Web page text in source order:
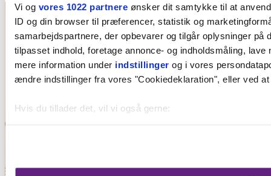
Vi og vores 1022 partnereønsker dit samtykke til at
ID og din browser til præferencer, statistik og
samarbejdspartnere, der opbevarer og tilgår oplysninger på
tilpasset indhold, foretage annonce- og indholdsmåling,
mere information under indstillinger og i vores
ændre indstillinger fra vores "Cookiedeklaration", eller ved
Hvis du tillader det, vil vi også gerne: